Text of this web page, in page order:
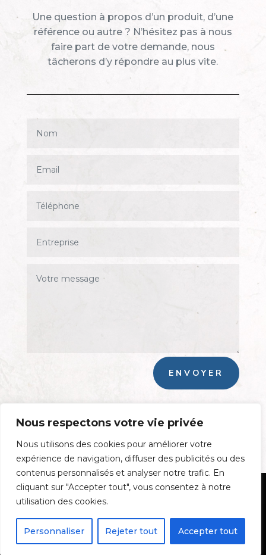
Nous respectons votre vie privée
Nous utilisons des cookies pour améliorer votre
expérience de navigation, diffuser des publicités ou des
contenus personnalisés et analyser notre trafic. En
cliquant sur "Accepter tout", vous consentez à notre
utilisation des cookies.
Personnaliser Rejeter tout Accepter tout
Une question à propos d’un produit, d’une
référence ou autre ? N’hésitez pas à nous
faire part de votre demande, nous
tâcherons d’y répondre au plus vite.
ENVOYER
Mentions Légales